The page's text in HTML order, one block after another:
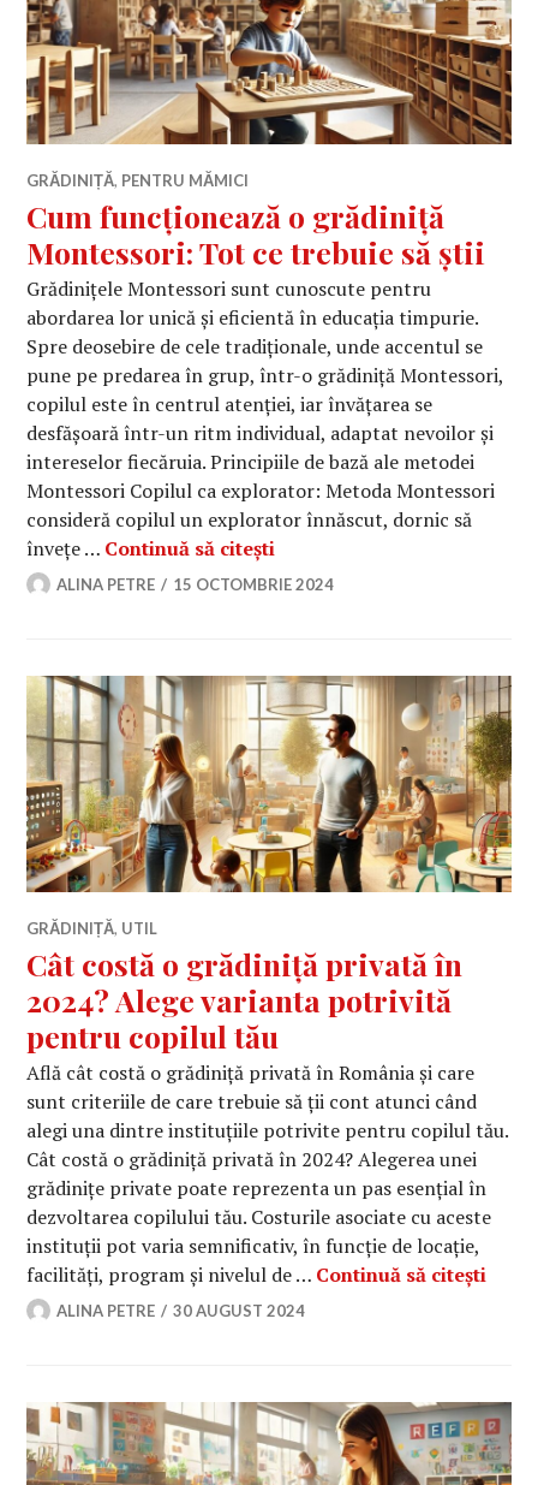
GRĂDINIȚĂ, PENTRU MĂMICI
Cum funcționează o grădiniță
Montessori: Tot ce trebuie să știi
Grădinițele Montessori sunt cunoscute pentru
abordarea lor unică și eficientă în educația timpurie.
Spre deosebire de cele tradiționale, unde accentul se
pune pe predarea în grup, într-o grădiniță Montessori,
copilul este în centrul atenției, iar învățarea se
desfășoară într-un ritm individual, adaptat nevoilor și
intereselor fiecăruia. Principiile de bază ale metodei
Montessori Copilul ca explorator: Metoda Montessori
consideră copilul un explorator înnăscut, dornic să
învețe … Continuă să citești
ALINA PETRE 15 OCTOMBRIE 2024
GRĂDINIȚĂ, UTIL
Cât costă o grădiniță privată în
2024? Alege varianta potrivită
pentru copilul tău
Află cât costă o grădiniță privată în România și care
sunt criteriile de care trebuie să ții cont atunci când
alegi una dintre instituțiile potrivite pentru copilul tău.
Cât costă o grădiniță privată în 2024? Alegerea unei
grădinițe private poate reprezenta un pas esențial în
dezvoltarea copilului tău. Costurile asociate cu aceste
instituții pot varia semnificativ, în funcție de locație,
facilități, program și nivelul de … Continuă să citești
ALINA PETRE 30 AUGUST 2024